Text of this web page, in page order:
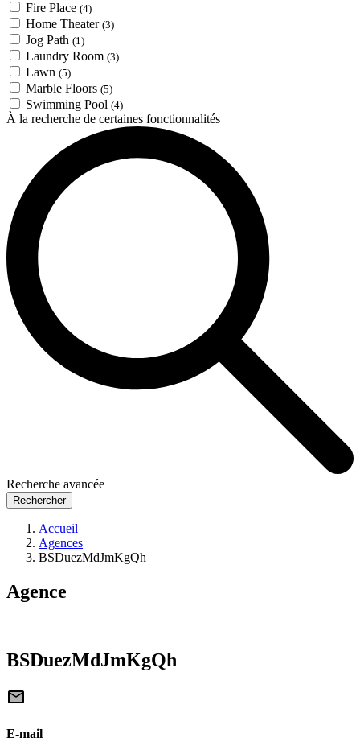
Fire Place (4)
Home Theater (3)
Jog Path (1)
Laundry Room (3)
Lawn (5)
Marble Floors (5)
Swimming Pool (4)
À la recherche de certaines fonctionnalités
Recherche avancée
Rechercher
Accueil
Agences
BSDuezMdJmKgQh
Agence
BSDuezMdJmKgQh
E-mail